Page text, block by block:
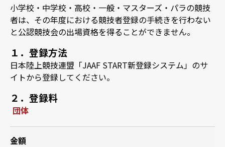
小学校・中学校・高校・一般・マスターズ・パラの競技
者は、その年度における競技者登録の手続きを行わない
と公認競技会の出場資格を得ることができません。
１．登録方法
日本陸上競技連盟「JAAF START新登録システム」のサ
イトから登録してください。
２．登録料
団体
金額